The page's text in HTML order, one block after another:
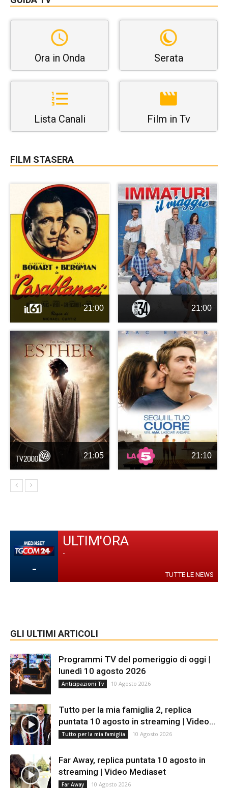
Ora in Onda Serata
Lista Canali Film in Tv
FILM STASERA
21:00 21:00
21:05 21:10
-
ULTIM'ORA
-
TUTTE LE NEWS
GLI ULTIMI ARTICOLI
Programmi TV del pomeriggio di oggi |
lunedì 10 agosto 2026
Anticipazioni Tv 10 Agosto 2026
Tutto per la mia famiglia 2, replica
puntata 10 agosto in streaming | Video...
Tutto per la mia famiglia 10 Agosto 2026
Far Away, replica puntata 10 agosto in
streaming | Video Mediaset
Far Away 10 Agosto 2026